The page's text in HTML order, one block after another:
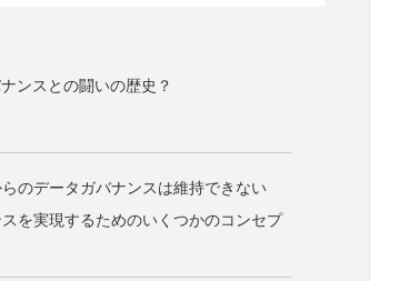
ンスとの闘いの歴史？
のデータガバナンスは維持できない
を実現するためのいくつかのコンセプ